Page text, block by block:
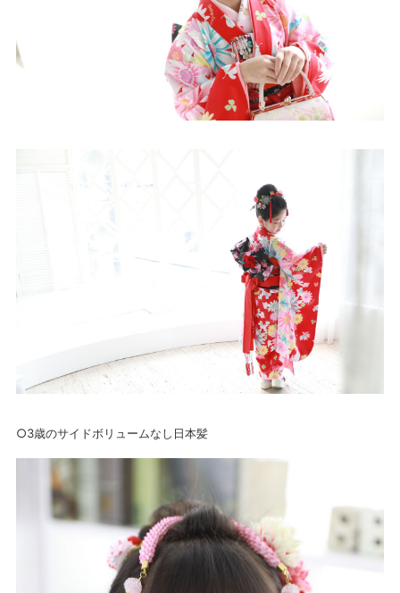
○3歳のサイドボリュームなし日本髪